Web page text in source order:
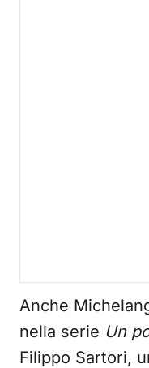
Anche
nella serie Un
Filippo Sartori,